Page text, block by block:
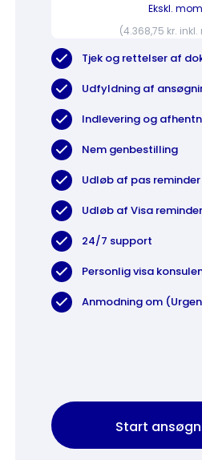
Ekskl.
(4.368,75 kr.
Tjek og rettelser af
Udfyldning af
Indlevering og
Nem genbestilling
Udløb af pas reminder
Udløb af Visa reminder
24/7 support
Personlig visa
Anmodning om
Start